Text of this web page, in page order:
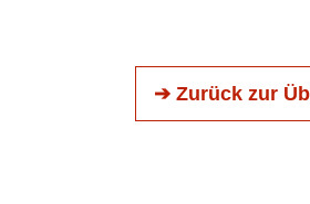
➔ Zurück zur